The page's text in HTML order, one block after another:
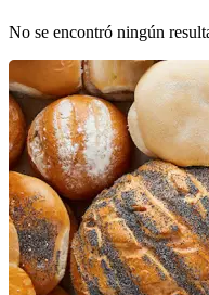
No se encontró ningún